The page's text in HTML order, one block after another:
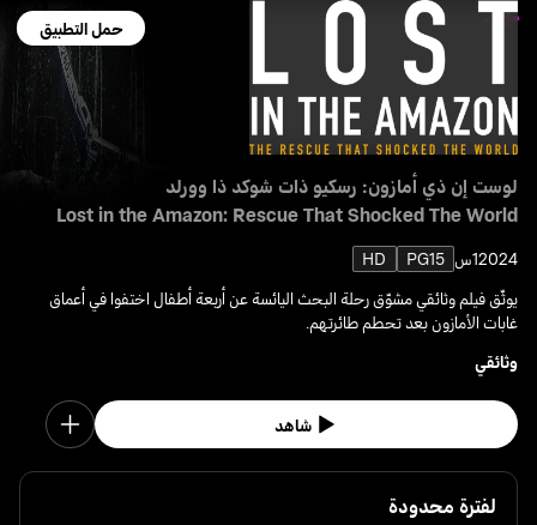
حمل التطبيق
لوست إن ذي أمازون: رسكيو ذات شوكد ذا وورلد
Lost in the Amazon: Rescue That Shocked The World
20241س PG15
HD
يوثّق فيلم وثائقي مشوّق رحلة البحث اليائسة عن أربعة أطفال اختفوا في أعماق
غابات الأمازون بعد تحطم طائرتهم.
وثائقي
شاهد
لفترة محدودة